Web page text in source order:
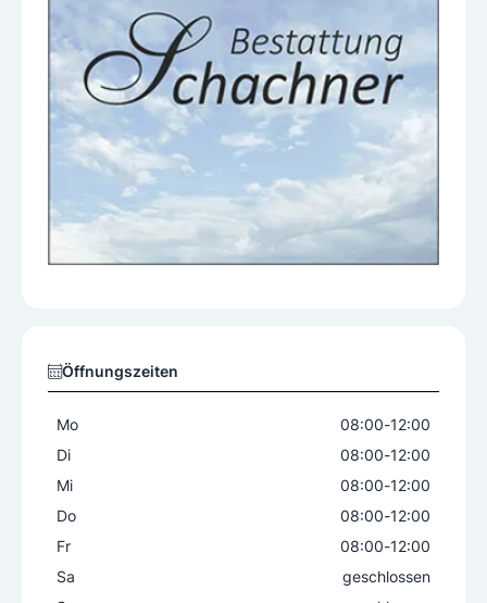
Öffnungszeiten
Mo 08:00-12:00
Di
08:00-12:00
Mi
08:00-12:00
Do
08:00-12:00
Fr
08:00-12:00
Sa
geschlossen